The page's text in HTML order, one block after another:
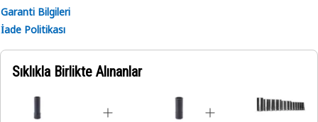
recessed areas.
loosen fasteners in tight and recessed spaces, employed
during repairs and assembly tasks in the equipment.
Garanti Bilgileri
İade Politikası
Sıklıkla Birlikte Alınanlar